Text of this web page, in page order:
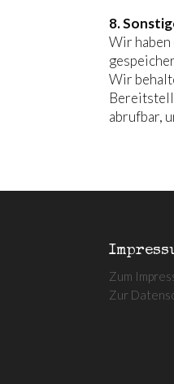
8.
Wir haben
Wir
abrufbar,
Zum
Zur